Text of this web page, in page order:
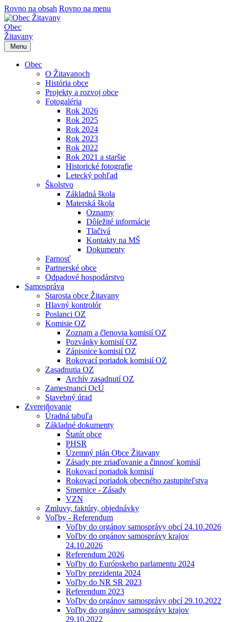
Rovno na obsah Rovno na menu
Obec
Žitavany
Menu
Obec
O Žitavanoch
História obce
Projekty a rozvoj obce
Fotogaléria
Rok 2026
Rok 2025
Rok 2024
Rok 2023
Rok 2022
Rok 2021 a staršie
Historické fotografie
Letecký pohľad
Školstvo
Základná škola
Materská škola
Oznamy
Dôležité informácie
Tlačivá
Kontakty na MŠ
Dokumenty
Farnosť
Partnerské obce
Odpadové hospodárstvo
Samospráva
Starosta obce Žitavany
Hlavný kontrolór
Poslanci OZ
Komisie OZ
Zoznam a členovia komisií OZ
Pozvánky komisií OZ
Zápisnice komisií OZ
Rokovací poriadok komisií OZ
Zasadnutia OZ
Archív zasadnutí OZ
Zamestnanci OcÚ
Stavebný úrad
Zverejňovanie
Úradná tabuľa
Základné dokumenty
Štatút obce
PHSR
Územný plán Obce Žitavany
Zásady pre zriaďovanie a činnosť komisií
Rokovací poriadok komisií
Rokovací poriadok obecného zastupiteľstva
Smernice - Zásady
VZN
Zmluvy, faktúry, objednávky
Voľby - Referendum
Voľby do orgánov samosprávy obcí 24.10.2026
Voľby do orgánov samosprávy krajov
24.10.2026
Referendum 2026
Voľby do Európskeho parlamentu 2024
Voľby prezidenta 2024
Voľby do NR SR 2023
Referendum 2023
Voľby do orgánov samosprávy obcí 29.10.2022
Voľby do orgánov samosprávy krajov
29.10.2022